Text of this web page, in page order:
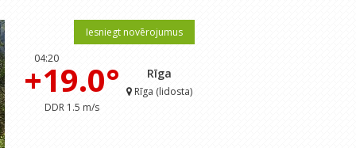
Iesniegt novērojumus
04:20
+19.0°
DDR 1.5 m/s
Rīga
Rīga (lidosta)